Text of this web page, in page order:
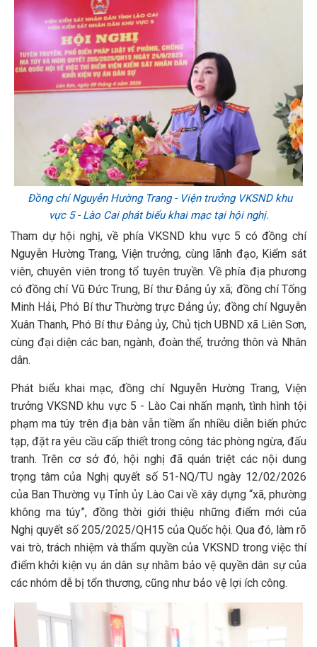
Đồng chí Nguyễn Hường Trang - Viện trưởng VKSND khu
vực 5 - Lào Cai phát biểu khai mạc tại hội nghị.
Tham dự hội nghị, về phía VKSND khu vực 5 có đồng chí
Nguyễn Hường Trang, Viện trưởng, cùng lãnh đạo, Kiểm sát
viên, chuyên viên trong tổ tuyên truyền. Về phía địa phương
có đồng chí Vũ Đức Trung, Bí thư Đảng ủy xã; đồng chí Tống
Minh Hải, Phó Bí thư Thường trực Đảng ủy; đồng chí Nguyễn
Xuân Thanh, Phó Bí thư Đảng ủy, Chủ tịch UBND xã Liên Sơn,
cùng đại diện các ban, ngành, đoàn thể, trưởng thôn và Nhân
dân.
Phát biểu khai mạc, đồng chí Nguyễn Hường Trang, Viện
trưởng VKSND khu vực 5 - Lào Cai nhấn mạnh, tình hình tội
phạm ma túy trên địa bàn vẫn tiềm ẩn nhiều diễn biến phức
tạp, đặt ra yêu cầu cấp thiết trong công tác phòng ngừa, đấu
tranh. Trên cơ sở đó, hội nghị đã quán triệt các nội dung
trọng tâm của Nghị quyết số 51-NQ/TU ngày 12/02/2026
của Ban Thường vụ Tỉnh ủy Lào Cai về xây dựng “xã, phường
không ma túy”, đồng thời giới thiệu những điểm mới của
Nghị quyết số 205/2025/QH15 của Quốc hội. Qua đó, làm rõ
vai trò, trách nhiệm và thẩm quyền của VKSND trong việc thí
điểm khởi kiện vụ án dân sự nhằm bảo vệ quyền dân sự của
các nhóm dễ bị tổn thương, cũng như bảo vệ lợi ích công.